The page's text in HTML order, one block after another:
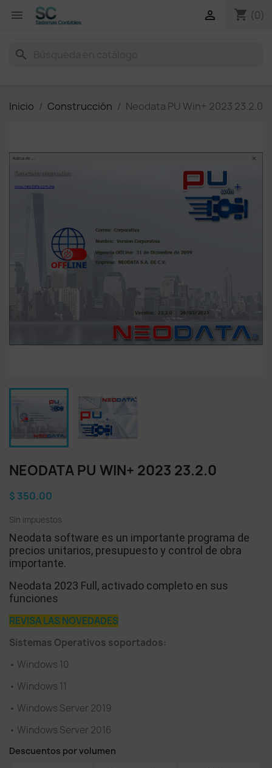
 shopping_cart (0)

search
Inicio Construcción Neodata PU Win+ 2023 23.2.0
NEODATA PU WIN+ 2023 23.2.0
$ 350.00
Sin impuestos
Neodata software es un importante programa de
precios unitarios, presupuesto y control de obra
importante.
Neodata 2023 Full, activado completo en sus
funciones
REVISA LAS NOVEDADES
Sistemas Operativos soportados:
• Windows 10
• Windows 11
• Windows Server 2019
• Windows Server 2016
Descuentos por volumen